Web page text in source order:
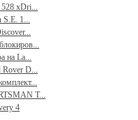
528 xDri...
S.E. 1...
на La...
Rover D...
T...
4